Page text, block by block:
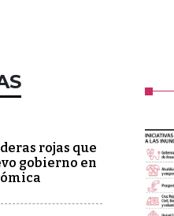
rojas que
gobierno en